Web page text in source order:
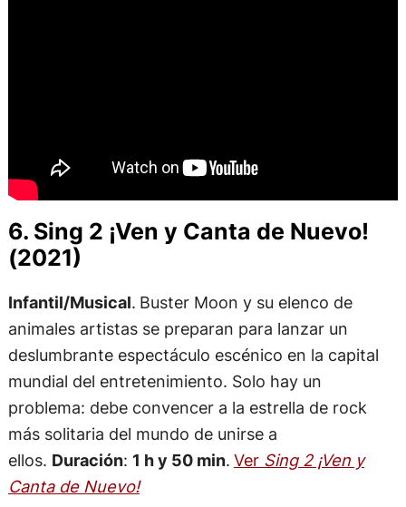
6. Sing 2 ¡Ven y Canta de Nuevo!
(2021)
Infantil/Musical. Buster Moon y su elenco de
animales artistas se preparan para lanzar un
deslumbrante espectáculo escénico en la capital
mundial del entretenimiento. Solo hay un
problema: debe convencer a la estrella de rock
más solitaria del mundo de unirse a
ellos. Duración: 1 h y 50 min. Ver Sing 2 ¡Ven y
Canta de Nuevo!